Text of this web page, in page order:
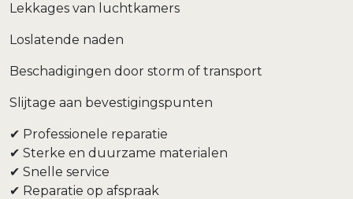
Lekkages van luchtkamers
Loslatende naden
Beschadigingen door storm of transport
Slijtage aan bevestigingspunten
✔ Professionele reparatie
✔ Sterke en duurzame materialen
✔ Snelle service
✔ Reparatie op afspraak